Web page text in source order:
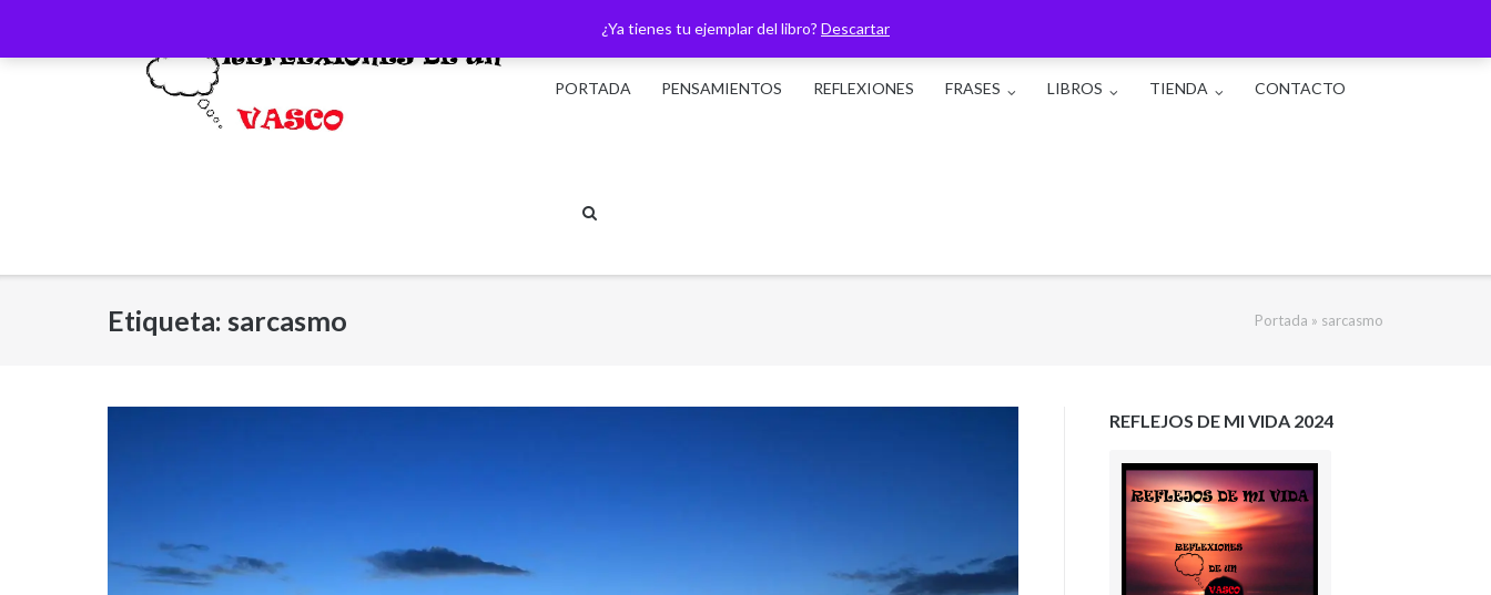
¿Ya tienes tu ejemplar del libro? Descartar
PORTADA
PENSAMIENTOS REFLEXIONES FRASES LIBROS TIENDA CONTACTO
Etiqueta: sarcasmo Portada » sarcasmo
REFLEJOS DE MI VIDA 2024